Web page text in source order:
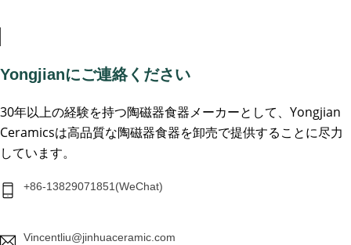
Yongjianにご連絡ください
30年以上の経験を持つ陶磁器食器メーカーとして、Yongjian
Ceramicsは高品質な陶磁器食器を卸売で提供することに尽力
しています。
+86-13829071851(WeChat)
Vincentliu@jinhuaceramic.com